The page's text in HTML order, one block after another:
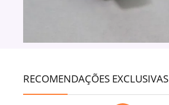
RECOMENDAÇÕES EXCLUSIVAS